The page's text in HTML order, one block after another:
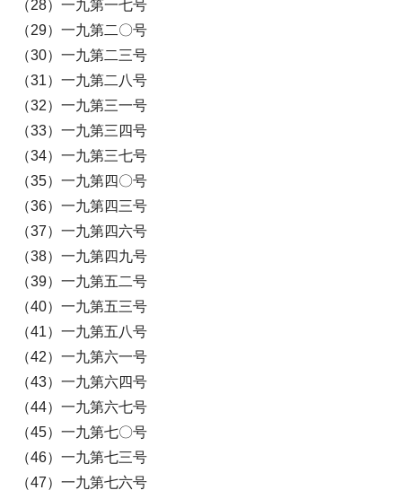
（28）一九第一七号
（29）一九第二〇号
（30）一九第二三号
（31）一九第二八号
（32）一九第三一号
（33）一九第三四号
（34）一九第三七号
（35）一九第四〇号
（36）一九第四三号
（37）一九第四六号
（38）一九第四九号
（39）一九第五二号
（40）一九第五三号
（41）一九第五八号
（42）一九第六一号
（43）一九第六四号
（44）一九第六七号
（45）一九第七〇号
（46）一九第七三号
（47）一九第七六号